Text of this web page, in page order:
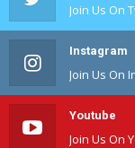
Join Us On
Instagram
Join Us On
Youtube
Join Us On